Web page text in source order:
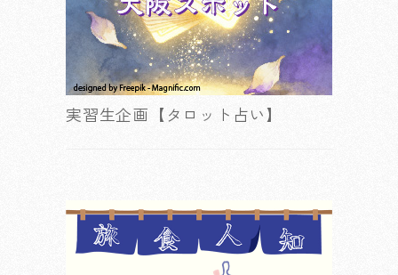
実習生企画【タロット占い】